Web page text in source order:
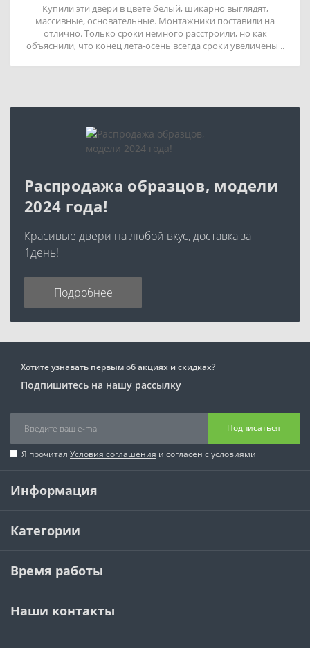
Купили эти двери в цвете белый, шикарно выглядят,
массивные, основательные. Монтажники поставили на
отлично. Только сроки немного расстроили, но как
объяснили, что конец лета-осень всегда сроки увеличены ..
Распродажа образцов, модели
2024 года!
Красивые двери на любой вкус, доставка за
1день!
Подробнее
Хотите узнавать первым об акциях и скидках?
Подпишитесь на нашу рассылку
Подписаться
Я прочитал Условия соглашения и согласен с условиями
Информация
Категории
Время работы
Наши контакты